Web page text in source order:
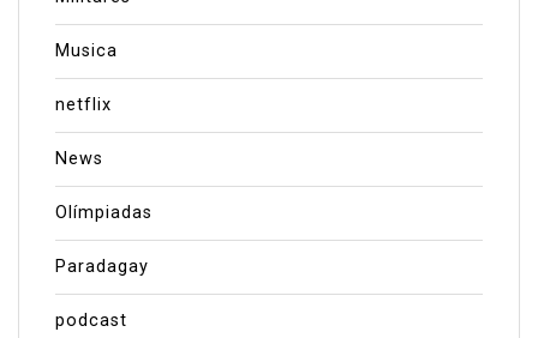
Musica
netflix
News
Olímpiadas
Paradagay
podcast